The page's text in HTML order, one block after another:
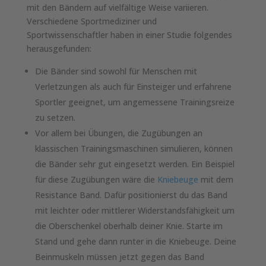
mit den Bändern auf vielfältige Weise variieren.
Verschiedene Sportmediziner und
Sportwissenschaftler haben in einer Studie folgendes
herausgefunden:
Die Bänder sind sowohl für Menschen mit
Verletzungen als auch für Einsteiger und erfahrene
Sportler geeignet, um angemessene Trainingsreize
zu setzen.
Vor allem bei Übungen, die Zugübungen an
klassischen Trainingsmaschinen simulieren, können
die Bänder sehr gut eingesetzt werden. Ein Beispiel
für diese Zugübungen wäre die Kniebeuge mit dem
Resistance Band. Dafür positionierst du das Band
mit leichter oder mittlerer Widerstandsfähigkeit um
die Oberschenkel oberhalb deiner Knie. Starte im
Stand und gehe dann runter in die Kniebeuge. Deine
Beinmuskeln müssen jetzt gegen das Band